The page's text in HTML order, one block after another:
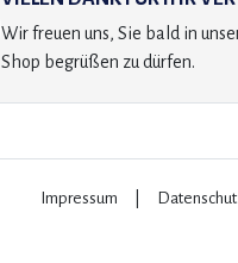
Wir freuen uns, Sie bald in
Shop begrüßen zu dürfen.
Impressum